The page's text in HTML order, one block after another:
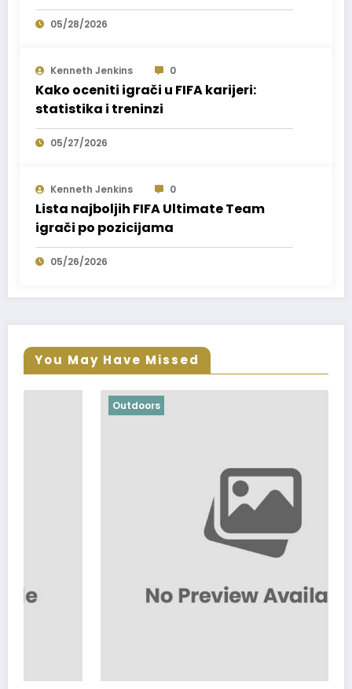
05/28/2026
Kenneth Jenkins 0
Kako oceniti igrači u FIFA karijeri:
statistika i treninzi
05/27/2026
Kenneth Jenkins 0
Lista najboljih FIFA Ultimate Team
igrači po pozicijama
05/26/2026
You May Have Missed